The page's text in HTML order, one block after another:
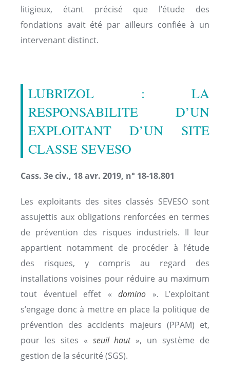
litigieux, étant précisé que l’étude des
fondations avait été par ailleurs confiée à un
intervenant distinct.
LUBRIZOL : LA
RESPONSABILITE D’UN
EXPLOITANT D’UN SITE
CLASSE SEVESO
Cass. 3e civ., 18 avr. 2019, n° 18-18.801
Les exploitants des sites classés SEVESO sont
assujettis aux obligations renforcées en termes
de prévention des risques industriels. Il leur
appartient notamment de procéder à l’étude
des risques, y compris au regard des
installations voisines pour réduire au maximum
tout éventuel effet « domino ». L’exploitant
s’engage donc à mettre en place la politique de
prévention des accidents majeurs (PPAM) et,
pour les sites « seuil haut», un système de
gestion de la sécurité (SGS).